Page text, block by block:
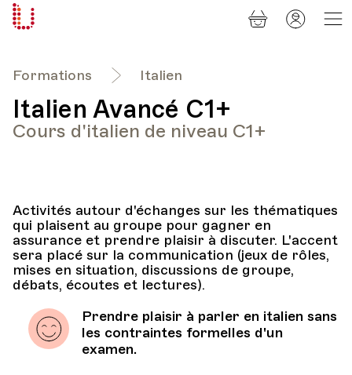
Formations Italien
Italien Avancé C1+
Cours d'italien de niveau C1+
Activités autour d'échanges sur les thématiques
qui plaisent au groupe pour gagner en
assurance et prendre plaisir à discuter. L'accent
sera placé sur la communication (jeux de rôles,
mises en situation, discussions de groupe,
débats, écoutes et lectures).
Prendre plaisir à parler en italien sans
les contraintes formelles d'un
examen.
Panier
Mon